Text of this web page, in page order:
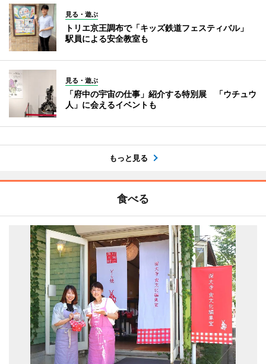
見る・遊ぶ
トリエ京王調布で「キッズ鉄道フェスティバル」
駅員による安全教室も
見る・遊ぶ
「府中の宇宙の仕事」紹介する特別展 「ウチュウ
人」に会えるイベントも
もっと見る
食べる